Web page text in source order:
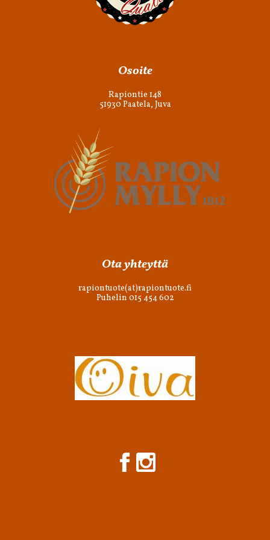
Osoite
Rapiontie 148
51930 Paatela, Juva
Ota yhteyttä
rapiontuote(at)rapiontuote.fi
Puhelin 015 454 602